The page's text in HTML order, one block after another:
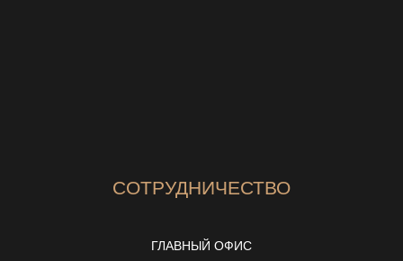
СОТРУДНИЧЕСТВО
ГЛАВНЫЙ ОФИС